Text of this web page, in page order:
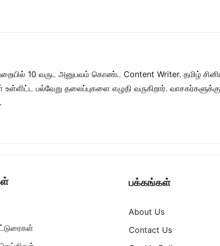
10 வருட அனுபவம் கொண்ட Content Writer. தமிழ்
உள்ளிட்ட பல்வேறு தலைப்புகளை எழுதி வருகிறார்.
பக்கங்கள்
About Us
Contact Us